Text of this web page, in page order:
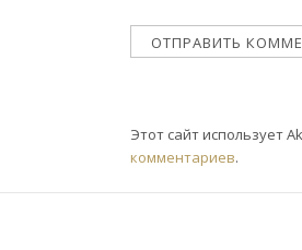
Этот сайт использует
комментариев.